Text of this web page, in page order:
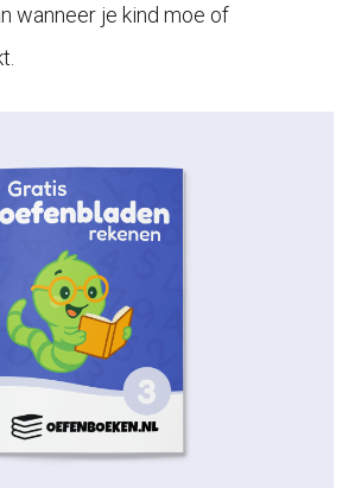
wanneer je kind moe of